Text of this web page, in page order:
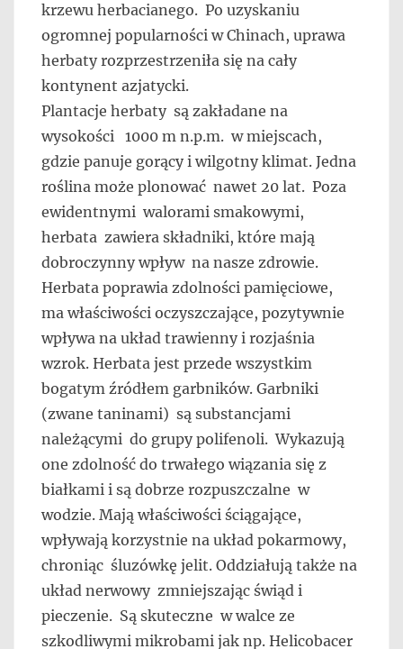
krzewu herbacianego. Po uzyskaniu
ogromnej popularności w Chinach, uprawa
herbaty rozprzestrzeniła się na cały
kontynent azjatycki.
Plantacje herbaty są zakładane na
wysokości 1000 m n.p.m. w miejscach,
gdzie panuje gorący i wilgotny klimat. Jedna
roślina może plonować nawet 20 lat. Poza
ewidentnymi walorami smakowymi,
herbata zawiera składniki, które mają
dobroczynny wpływ na nasze zdrowie.
Herbata poprawia zdolności pamięciowe,
ma właściwości oczyszczające, pozytywnie
wpływa na układ trawienny i rozjaśnia
wzrok. Herbata jest przede wszystkim
bogatym źródłem garbników. Garbniki
(zwane taninami) są substancjami
należącymi do grupy polifenoli. Wykazują
one zdolność do trwałego wiązania się z
białkami i są dobrze rozpuszczalne w
wodzie. Mają właściwości ściągające,
wpływają korzystnie na układ pokarmowy,
chroniąc śluzówkę jelit. Oddziałują także na
układ nerwowy zmniejszając świąd i
pieczenie. Są skuteczne w walce ze
szkodliwymi mikrobami jak np. Helicobacer